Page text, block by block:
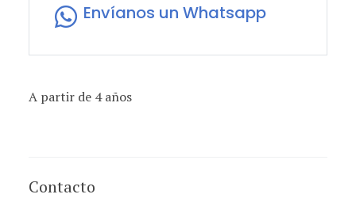
Envíanos un Whatsapp
A partir de 4 años
Contacto